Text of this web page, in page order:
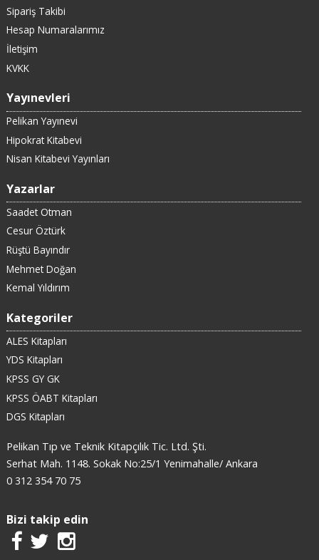
Sipariş Takibi
Hesap Numaralarımız
İletişim
KVKK
Yayınevleri
Pelikan Yayınevi
Hipokrat Kitabevi
Nisan Kitabevi Yayınları
Yazarlar
Saadet Otman
Cesur Öztürk
Rüştü Bayındır
Mehmet Doğan
Kemal Yıldırım
Kategoriler
ALES Kitapları
YDS Kitapları
KPSS GY GK
KPSS ÖABT Kitapları
DGS Kitapları
Pelikan Tıp ve Teknik Kitapçılık Tic. Ltd. Şti.
Serhat Mah. 1148. Sokak No:25/1 Yenimahalle/ Ankara
0 312 354 70 75
Bizi takip edin